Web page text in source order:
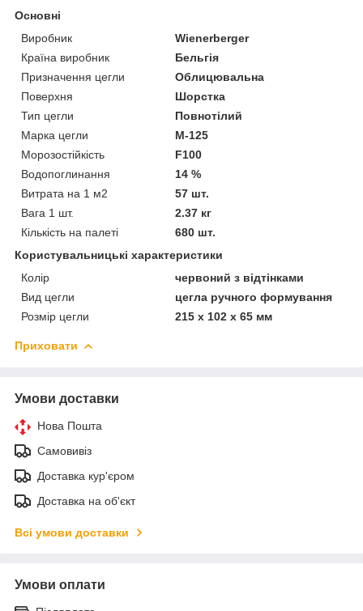
Основні
Виробник
Wienerberger
Країна виробник
Бельгія
Призначення цегли
Облицювальна
Поверхня
Шорстка
Тип цегли
Повнотілий
Марка цегли
М-125
Морозостійкість
F100
Водопоглинання
14 %
Витрата на 1 м2
57 шт.
Вага 1 шт.
2.37 кг
Кількість на палеті
680 шт.
Користувальницькі характеристики
Колір
червоний з відтінками
Вид цегли
цегла ручного формування
Розмір цегли
215 х 102 х 65 мм
Приховати
Умови доставки
Нова Пошта
Самовивіз
Доставка кур'єром
Доставка на об'єкт
Всі умови доставки
Умови оплати